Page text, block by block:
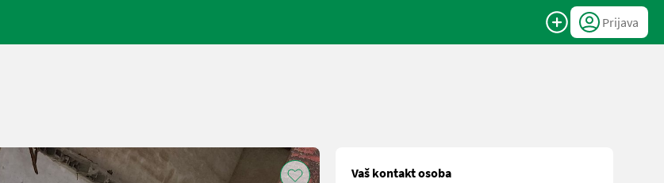
Prijava
Vaš kontakt osoba